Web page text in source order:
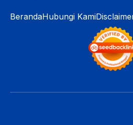
BerandaHubungi Kami